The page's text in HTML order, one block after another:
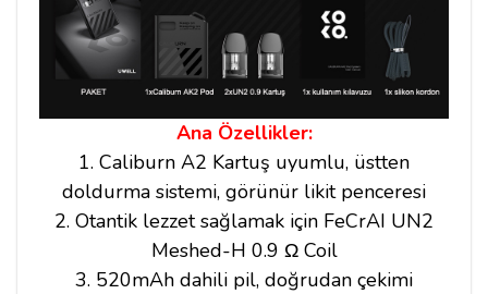
Ana Özellikler:
1. Caliburn A2 Kartuş uyumlu, üstten
doldurma sistemi, görünür likit penceresi
2. Otantik lezzet sağlamak için FeCrAI UN2
Meshed-H 0.9 Ω Coil
3. 520mAh dahili pil, doğrudan çekimi